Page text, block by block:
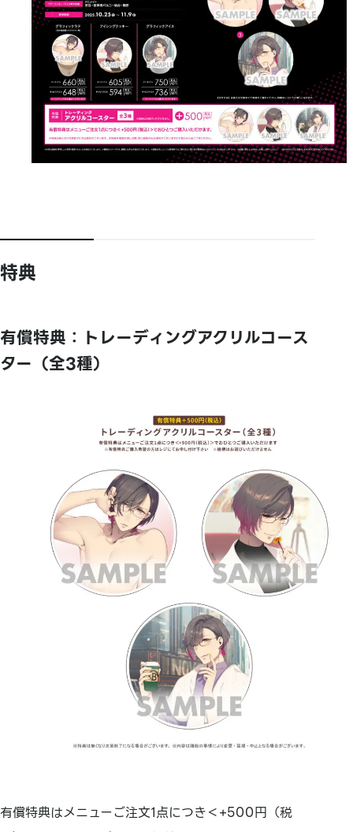
特典
有償特典：トレーディングアクリルコース
ター（全3種）
有償特典はメニューご注文1点につき＜+500円（税